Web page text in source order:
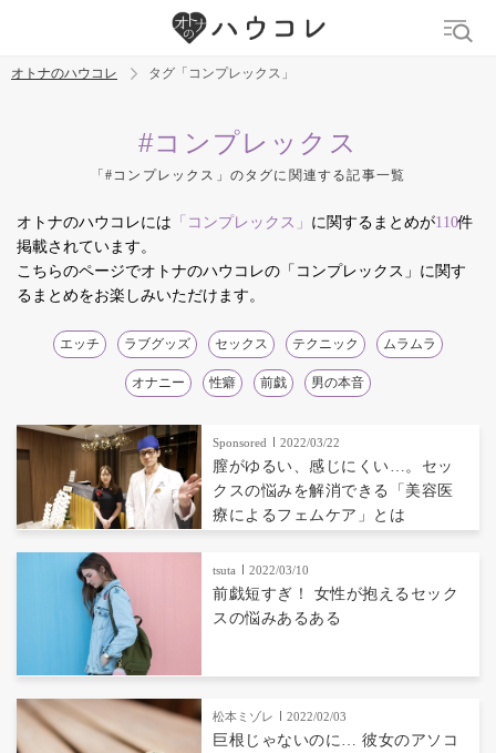
デリケートゾーン 吸うやつ 中折れ ニオイケア
オトナのハウコレ タグ「コンプレックス」
#コンプレックス
「#コンプレックス」のタグに関連する記事一覧
オトナのハウコレには 「コンプレックス」 に関するまとめが110件
掲載されています。
こちらのページでオトナのハウコレの「コンプレックス」に関す
るまとめをお楽しみいただけます。
エッチ ラブグッズ セックス テクニック ムラムラ
オナニー 性癖 前戯 男の本音
Sponsored 2022/03/22
膣がゆるい、感じにくい…。セッ
クスの悩みを解消できる「美容医
療によるフェムケア」とは
tsuta 2022/03/10
前戯短すぎ！ 女性が抱えるセック
スの悩みあるある
松本ミゾレ 2022/02/03
巨根じゃないのに… 彼女のアソコ